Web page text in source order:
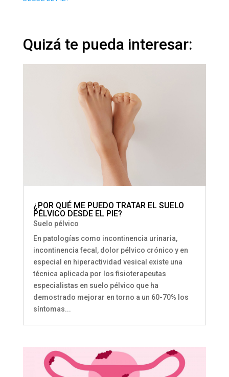
Quizá te pueda interesar:
¿POR QUÉ ME PUEDO TRATAR EL SUELO
PÉLVICO DESDE EL PIE?
Suelo pélvico
En patologías como incontinencia urinaria,
incontinencia fecal, dolor pélvico crónico y en
especial en hiperactividad vesical existe una
técnica aplicada por los fisioterapeutas
especialistas en suelo pélvico que ha
demostrado mejorar en torno a un 60-70% los
síntomas...